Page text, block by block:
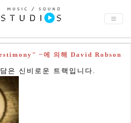
~에 의해 David Robson
은 신비로운 트랙입니다.